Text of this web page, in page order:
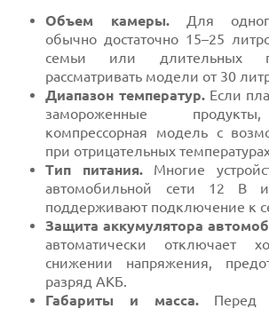
Объем камеры.Для
обычно достаточно 15–25
семьи или длительных
рассматривать модели от 30
Диапазон температур.Если
замороженные
компрессорная модель с
при отрицательных
Тип питания.Многие
автомобильной сети 12 В и
поддерживают подключение к
Защита аккумулятора
автоматически отключает
снижении напряжения,
разряд АКБ.
Габариты и масса.Перед